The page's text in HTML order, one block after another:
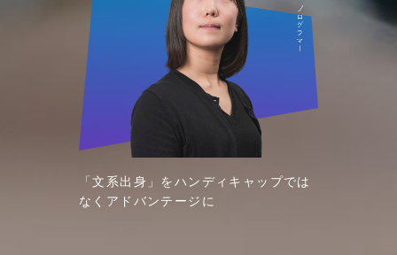
「文系出身」をハンディキャップでは
なく アドバンテージに